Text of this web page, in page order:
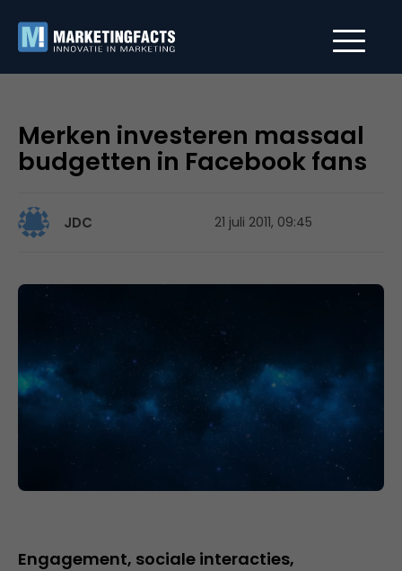
Merken investeren massaal
budgetten in Facebook fans
JDC 21 juli 2011, 09:45
Engagement, sociale interacties,